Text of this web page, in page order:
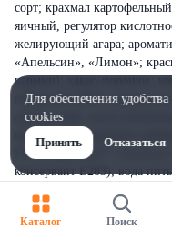
сорт; крахмал
яичный, регулятор
желирующий агара;
«Апельсин», «Лимон»;
кармин); какао-порошок;
пекарский ДУО»
кукурузный,
комплексная пищевая
Е475, Е432, Е477, носитель
консервант Е283); вода
(масло растительное в
рафинированное
Каталог Поиск
Для обеспечения
cookies
Принять
Отказаться